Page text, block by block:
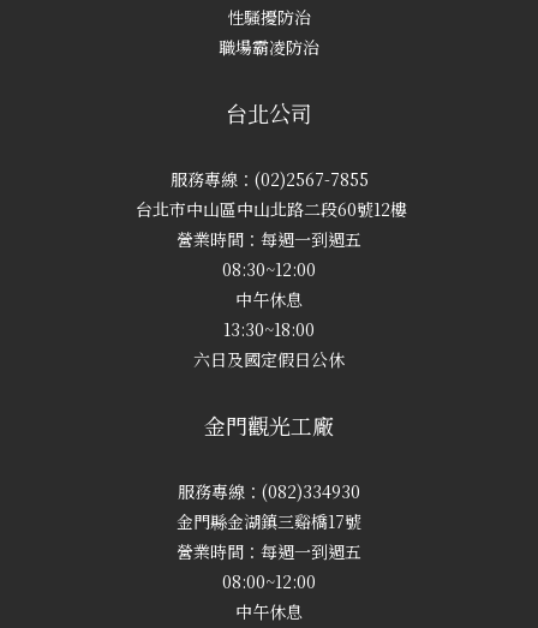
性騷擾防治
職場霸凌防治
台北公司
服務專線：(02)2567-7855
台北市中山區中山北路二段60號12樓
營業時間：每週一到週五
08:30~12:00
中午休息
13:30~18:00
六日及國定假日公休
金門觀光工廠
服務專線：(082)334930
金門縣金湖鎮三谿橋17號
營業時間：每週一到週五
08:00~12:00
中午休息